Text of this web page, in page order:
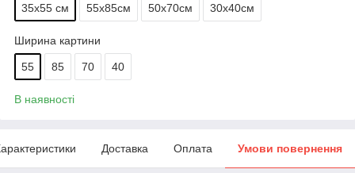
35х55 см 55х85см 50х70см 30х40см
Ширина картини
55 85 70 40
В наявності
Доставка Оплата Умови повернення